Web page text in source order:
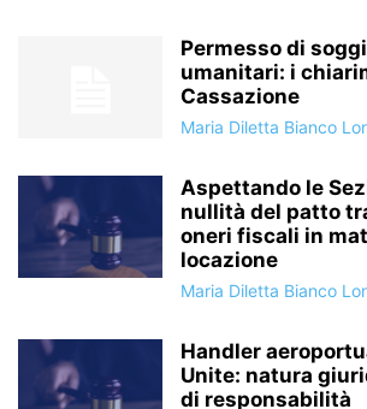
Permesso di
umanitari: i
Cassazione
Maria Diletta Bianco
Aspettando le
nullità del patto
oneri fiscali in
locazione
Maria Diletta Bianco
Handler
Unite: natura
di responsabilità